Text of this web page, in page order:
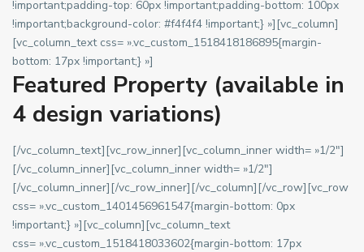
!important;padding-top: 60px !important;padding-bottom: 100px
!important;background-color: #f4f4f4 !important;} »][vc_column]
[vc_column_text css= ».vc_custom_1518418186895{margin-
bottom: 17px !important;} »]
Featured Property (available in
4 design variations)
[/vc_column_text][vc_row_inner][vc_column_inner width= »1/2″]
[/vc_column_inner][vc_column_inner width= »1/2″]
[/vc_column_inner][/vc_row_inner][/vc_column][/vc_row][vc_row
css= ».vc_custom_1401456961547{margin-bottom: 0px
!important;} »][vc_column][vc_column_text
css= ».vc_custom_1518418033602{margin-bottom: 17px